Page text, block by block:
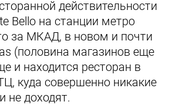
действительности
Bello на станции метро
за МКАД, в новом и почти
(половина магазинов еще
и находится ресторан в
куда совершенно никакие
не доходят.